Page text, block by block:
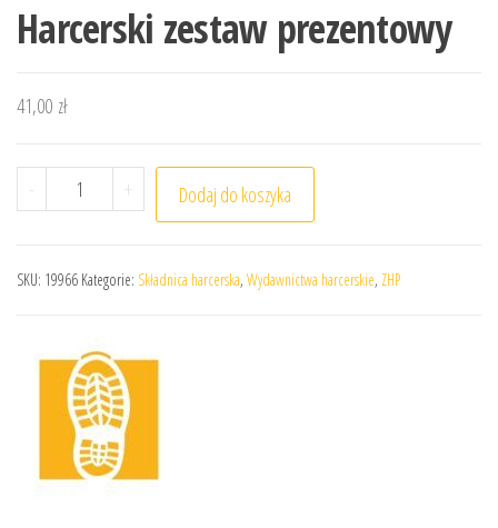
Harcerski zestaw prezentowy
41,00 zł
- ilość Harcerski zestaw prezentowy
+ Dodaj do koszyka
SKU: 19966 Kategorie: Składnica harcerska, Wydawnictwa harcerskie, ZHP